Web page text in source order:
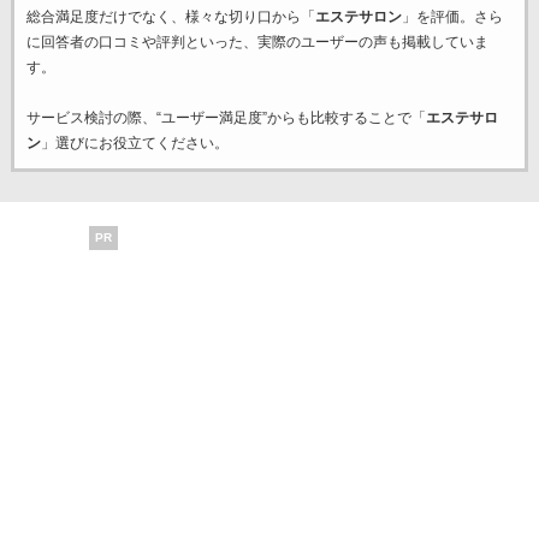
総合満足度だけでなく、様々な切り口から「 エステサロン」を評価。さら
に回答者の口コミや評判といった、実際のユーザーの声も掲載していま
す。
サービス検討の際、“ユーザー満足度”からも比較することで「 エステサロ
ン」選びにお役立てください。
PR